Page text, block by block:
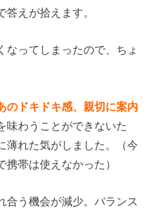
えが拾えます。
なってしまったので、ちょ
のドキドキ感、親切に案内
味わうことができないた
薄れた気がしました。（今
携帯は使えなかった）
合う機会が減少。バランス